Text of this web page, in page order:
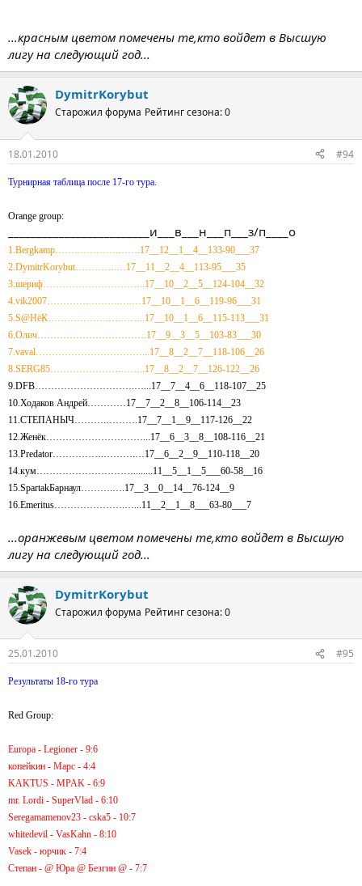
...красным цветом помечены те,кто войдет в Высшую
лигу на следующий год...
DymitrKorybut
Старожил форума Рейтинг сезона: 0
18.01.2010 #94
Турнирная таблица после 17-го тура.
Orange group:
_________________________и___в___н___п___з/п____о
1.Bergkamp…….………….…….17__12__1__4__133-90___37
2.DymitrKorybut………….…17__11__2__4__113-95___35
3.шериф…………………………..17__10__2__5__124-104__32
4.vik2007………….……….….…17__10__1__6__119-96___31
5.S@HёК……………….….……..17__10__1__6__115-113___31
6.Олич…………………………….17__9__3__5__103-83___30
7.vaval……………………………...17__8__2__7__118-106__26
8.SERG85………………….……..17__8__2__7__126-122__26
9.DFB………………………….…...17__7__4__6__118-107__25
10.Ходаков Андрей…………17__7__2__8__106-114__23
11.СТЕПАНЫЧ……….……….17__7__1__9__117-126__22
12.Женёк…………………………...17__6__3__8__108-116__21
13.Predator…………….……….…17__6__2__9__110-118__20
14.кум…………………………........11__5__1__5___60-58__16
15.SpartakБарнаул……….….17__3__0__14__76-124__9
16.Emeritus………………….…...11__2__1__8___63-80___7
...оранжевым цветом помечены те,кто войдет в Высшую
лигу на следующий год...
DymitrKorybut
Старожил форума Рейтинг сезона: 0
25.01.2010 #95
Результаты 18-го тура
Red Group:
Europa - Legioner - 9:6
копейкин - Марс - 4:4
KAKTUS - MPAK - 6:9
mr. Lordi - SuperVlad - 6:10
Seregamamenov23 - cska5 - 10:7
whitedevil - VasKahn - 8:10
Vasek - юрчик - 7:4
Степан - @ Юра @ Безгин @ - 7:7